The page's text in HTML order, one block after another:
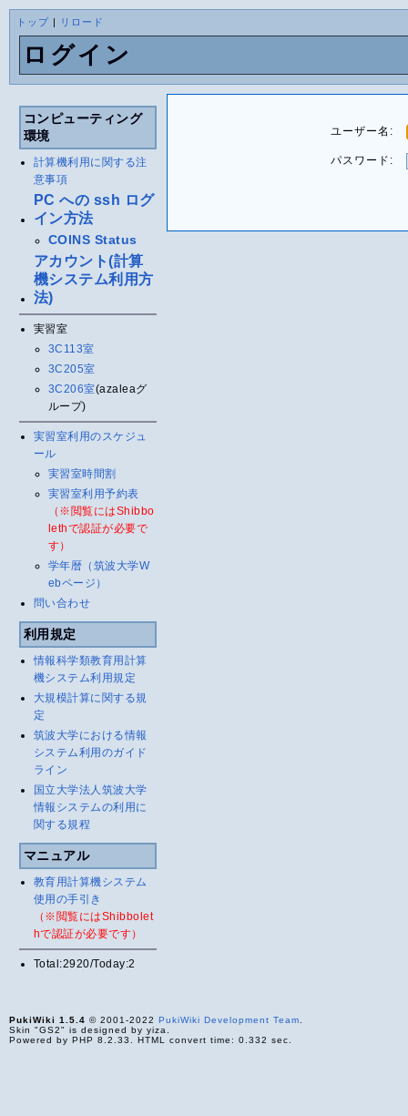
トップ| リロード
ログイン
コンピューティング
環境
計算機利用に関する注
意事項
PC への ssh ログ
イン方法
COINS Status
アカウント(計算
機システム利用方
法)
実習室
3C113室
3C205室
3C206室(azaleaグ
ループ)
実習室利用のスケジュ
ール
実習室時間割
実習室利用予約表
（※閲覧にはShibbo
lethで認証が必要で
す）
学年暦（筑波大学W
ebページ）
問い合わせ
利用規定
情報科学類教育用計算
機システム利用規定
大規模計算に関する規
定
筑波大学における情報
システム利用のガイド
ライン
国立大学法人筑波大学
情報システムの利用に
関する規程
マニュアル
教育用計算機システム
使用の手引き
（※閲覧にはShibbolet
hで認証が必要です）
Total:2920/Today:2
ユーザー名:
パスワード:
PukiWiki 1.5.4 © 2001-2022 PukiWiki Development Team
Skin "GS2" is designed by yiza.
Powered by PHP 8.2.33. HTML convert time: 0.332 sec.